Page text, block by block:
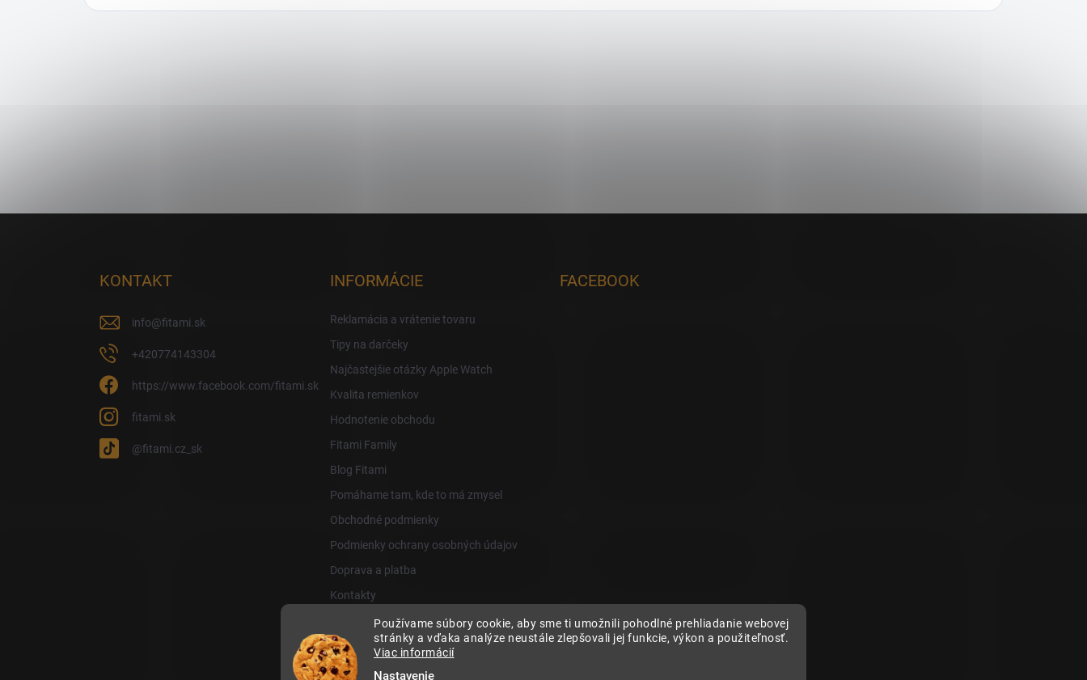
Používame súbory cookie, aby sme ti umožnili pohodlné prehliadanie webovej
stránky a vďaka analýze neustále zlepšovali jej funkcie, výkon a použiteľnosť.
Viac informácií
Nastavenie
KONTAKT
info@fitami.sk
+420774143304
https://www.facebook.com/fitami.sk
fitami.sk
@fitami.cz_sk
INFORMÁCIE
Reklamácia a vrátenie tovaru
Tipy na darčeky
Najčastejšie otázky Apple Watch
Kvalita remienkov
Hodnotenie obchodu
Fitami Family
Blog Fitami
Pomáhame tam, kde to má zmysel
Obchodné podmienky
Podmienky ochrany osobných údajov
Doprava a platba
Kontakty
FACEBOOK
Fitami.hu